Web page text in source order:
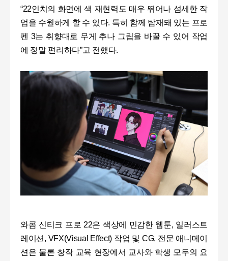
“22인치의 화면에 색 재현력도 매우 뛰어나 섬세한 작
업을 수월하게 할 수 있다. 특히 함께 탑재돼 있는 프로
펜 3는 취향대로 무게 추나 그립을 바꿀 수 있어 작업
에 정말 편리하다”고 전했다.
와콤 신티크 프로 22은 색상에 민감한 웹툰, 일러스트
레이션, VFX(Visual Effect) 작업 및 CG, 전문 애니메이
션은 물론 창작 교육 현장에서 교사와 학생 모두의 요